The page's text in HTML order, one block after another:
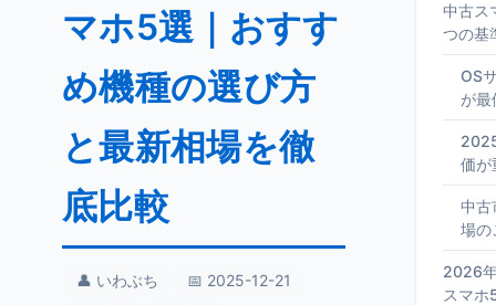
マホ5選｜おすす
め機種の選び方
と最新相場を徹
底比較
👤 いわぶち
📅 2025-12-21
中古ス
つの基
OS
が最
価が
中古
場の
2026
スマホ